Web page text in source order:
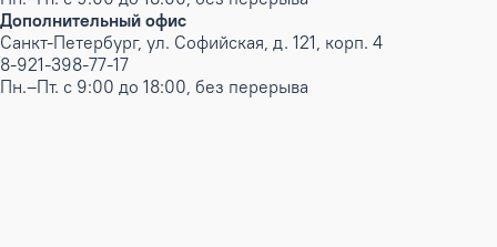
Дополнительный офис
Санкт-Петербург, ул. Софийская, д. 121, корп. 4
8-921-398-77-17
Пн.–Пт. с 9:00 до 18:00, без перерыва